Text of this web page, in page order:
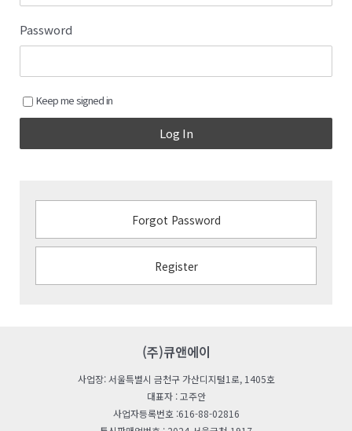
Password
Keep me signed in
Log In
Forgot Password
Register
(주)큐앤에이
사업장: 서울특별시 금천구 가산디지털1로, 1405호
대표자 : 고주안
사업자등록번호 :616-88-02816